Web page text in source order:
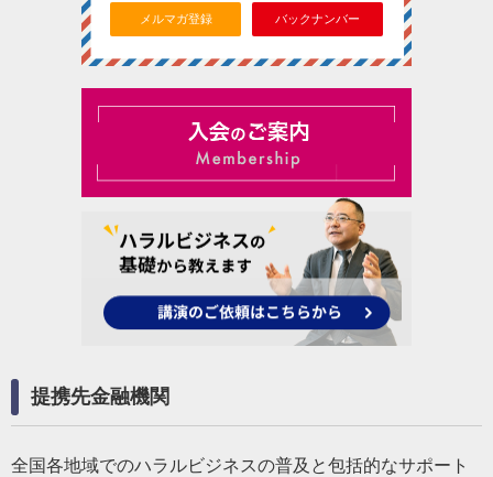
メルマガ登録 バックナンバー
提携先金融機関
全国各地域でのハラルビジネスの普及と包括的なサポート